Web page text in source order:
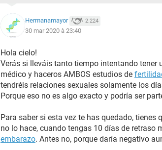
Hermanamayor 2.224
30 mar 2020 à 23:40
Hola cielo!
Verás si lleváis tanto tiempo intentando tener
médico y haceros AMBOS estudios de
tendréis relaciones sexuales solamente los
Porque eso no es algo exacto y podría ser
Para saber si esta vez te has quedado, tienes
no lo hace, cuando tengas 10 días de retraso
embarazo. Antes no, porque daría negativo